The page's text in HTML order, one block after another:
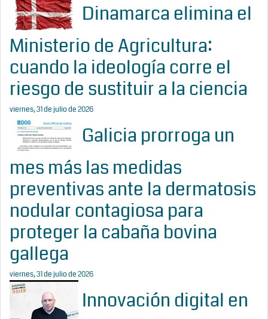
Dinamarca elimina el
Ministerio de Agricultura:
cuando la ideología corre el
riesgo de sustituir a la ciencia
viernes, 31 de julio de 2026
Galicia prorroga un
mes más las medidas
preventivas ante la dermatosis
nodular contagiosa para
proteger la cabaña bovina
gallega
viernes, 31 de julio de 2026
Innovación digital en